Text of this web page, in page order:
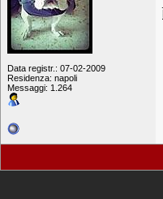
Data registr.: 07-02-2009
Residenza: napoli
Messaggi: 1.264